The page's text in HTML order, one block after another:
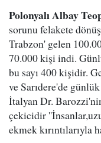
Polonyalı Albay
sorunu felakete
Trabzon' gelen
70.000 kişi indi.
bu sayı 400 kişidir.
ve Sarıdere'de
İtalyan Dr.
çekicidir
ekmek kırıntılarıyla